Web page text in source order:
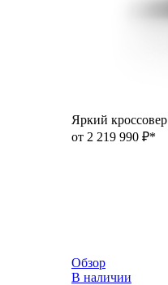
Яркий кроссовер
от 2 219 990 ₽*
Обзор
В наличии